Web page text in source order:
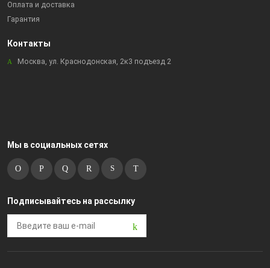
Оплата и доставка
Гарантия
Контакты
Москва, ул. Краснодонская, 2к3 подъезд 2
Мы в социальных сетях
Подписывайтесь на рассылку